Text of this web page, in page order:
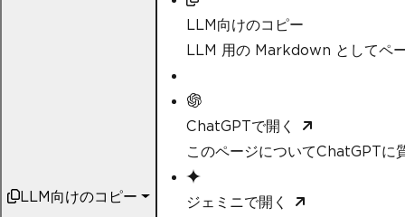
LLM向けのコピー
LLM向けのコピー
LLM 用の Markdown としてペ
ChatGPTで開く
このページについてChatGPTに
ジェミニで開く